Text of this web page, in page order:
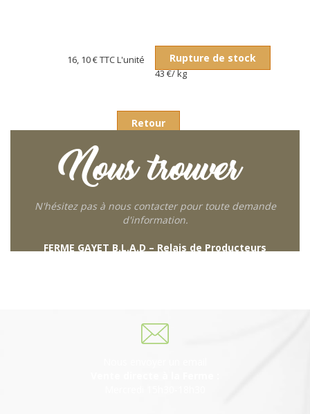
16, 10 €TTC L'unité Rupture de stock
43 €/ kg
Retour
Nous trouver
N'hésitez pas à nous contacter pour toute demande
d'information.
FERME GAYET B.L.A.D – Relais de Producteurs